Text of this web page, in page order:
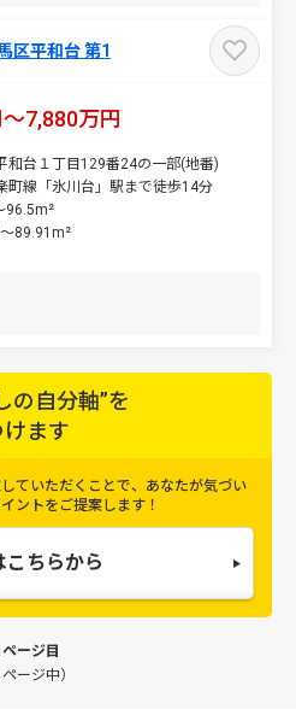
区平和台 第1
7,880万円
和台１丁目129番24の一部(地番)
町線「氷川台」駅まで徒歩14分
96.5m²
89.91m²
の自分軸”を
ます
ていただくことで、 あなたが気づい
ントをご提案します！
こちらから
ページ目
ページ中）